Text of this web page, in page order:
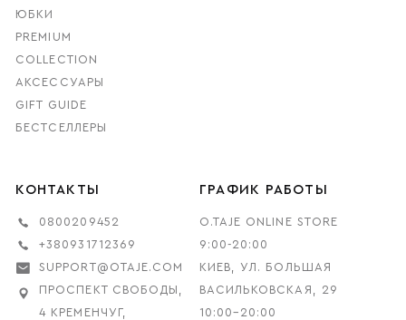
ЮБКИ
PREMIUM
COLLECTION
АКСЕССУАРЫ
GIFT GUIDE
БЕСТСЕЛЛЕРЫ
КОНТАКТЫ
0800209452
+380931712369
SUPPORT@OTAJE.COM
ПРОСПЕКТ СВОБОДЫ,
4 КРЕМЕНЧУГ,
ГРАФИК РАБОТЫ
O.TAJE ONLINE STORE
9:00-20:00
КИЕВ, УЛ. БОЛЬШАЯ
ВАСИЛЬКОВСКАЯ, 29
10:00–20:00